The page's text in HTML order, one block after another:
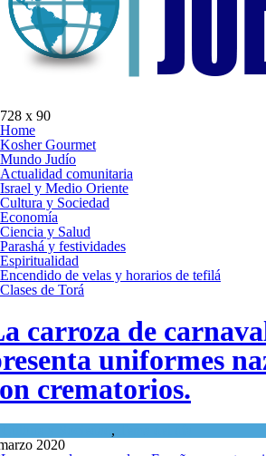
728 x 90
Home
Kosher Gourmet
Mundo Judío
Actualidad comunitaria
Israel y Medio Oriente
Cultura y Sociedad
Economía
Ciencia y Salud
Parashá y festividades
Espiritualidad
Encendido de velas y horarios de tefilá
Clases de Torá
carroza de
uniformes
crematorios.
,
2020